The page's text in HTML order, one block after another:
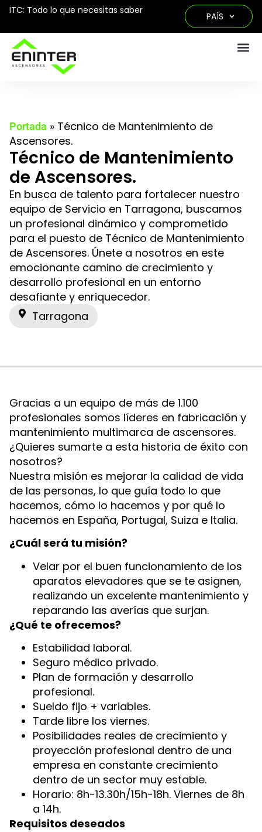
ITC: Todo lo que necesitas saber
PAÍS
Portada » Técnico de Mantenimiento de
Ascensores.
Técnico de Mantenimiento
de Ascensores.
En busca de talento para fortalecer nuestro
equipo de Servicio en Tarragona, buscamos
un profesional dinámico y comprometido
para el puesto de Técnico de Mantenimiento
de Ascensores. Únete a nosotros en este
emocionante camino de crecimiento y
desarrollo profesional en un entorno
desafiante y enriquecedor.
Tarragona
Gracias a un equipo de más de 1.100
profesionales somos líderes en fabricación y
mantenimiento multimarca de ascensores.
¿Quieres sumarte a esta historia de éxito con
nosotros?
Nuestra misión es mejorar la calidad de vida
de las personas, lo que guía todo lo que
hacemos, cómo lo hacemos y por qué lo
hacemos en España, Portugal, Suiza e Italia.
¿Cuál será tu misión?
Velar por el buen funcionamiento de los
aparatos elevadores que se te asignen,
realizando un excelente mantenimiento y
reparando las averías que surjan.
¿Qué te ofrecemos?
Estabilidad laboral.
Seguro médico privado.
Plan de formación y desarrollo
profesional.
Sueldo fijo + variables.
Tarde libre los viernes.
Posibilidades reales de crecimiento y
proyección profesional dentro de una
empresa en constante crecimiento
dentro de un sector muy estable.
Horario: 8h-13.30h/15h-18h. Viernes de 8h
a 14h.
Requisitos deseados